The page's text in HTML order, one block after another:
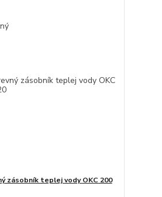
zásobník teplej vody OKC 200